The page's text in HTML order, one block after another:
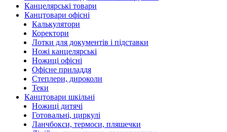
Канцелярські товари
Канцтовари офісні
Калькулятори
Коректори
Лотки для документів і підставки
Ножі канцелярські
Ножиці офісні
Офісне приладдя
Степлери, дироколи
Теки
Канцтовари шкільні
Ножиці дитячі
Готовальні, циркулі
Ланчбокси, термоси, пляшечки